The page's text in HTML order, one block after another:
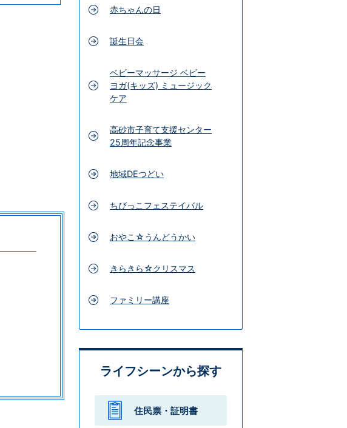
赤ちゃんの日
誕生日会
ベビーマッサージ ベビー
ヨガ(キッズ) ミュージック
ケア
高砂市子育て支援センター
25周年記念事業
地域DEつどい
ちびっこフェステイバル
おやこ☆うんどうかい
きらきら☆クリスマス
ファミリー講座
ライフシーンから探す
住民票・ 証明書